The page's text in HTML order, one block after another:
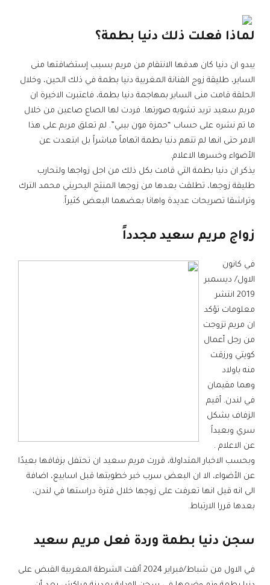
لماذا فعلت ذلك دنيا بطمة؟
يبدو ان دنيا كان هدفها الانتقام من مريم بسبب إستضافتها منى
الساير، طليقة زوج الفنانة المغربية دنيا بطمة في ذلك الحين، وخلال
الحلقة قامت منى الساير بمهاجمة دنيا بطمة، فاعتبرت الاخيرة ان
مريم سعيد تريد تشويه صورتها. ​​​​فردت لها الصاع صاعين من خلال
ما تم نشره على حساب “حمزة مون بيبي”. لم تعلق مريم على هذا
الامر حتى انها لم تتهم دنيا بطمة اتهاماً مباشراً بل ابتعدت عن
الأضواء وخسرها الاعلام.
يذكر ان دنيا بطمة التي قامت بكل ذلك من اجل زواجها ولتحارب
طليقة زوجها، تطلقت بعدها من زوجها المنتج البحريني محمد الترك
وتراشقا تصريحات عديدة واهانا بعضهما البعض كثيراً.
زواج مريم سعيد مجدداً
في كانون
الاول/ ديسمبر
2019 انتشر
معلومات تؤكد
ان مريم تزوجت
من رجل أعمال
كويتي ورزقت
منه باولاد
وهما مقيمان
في لندن. أقيم
الزفاف بشكل
سري وبعيداً
عن الاعلام .
وبحسب الاخبار المتداولة، قررت مريم سعيد ان تحتفل بزفافها بعيدًا
عن الأضواء، الا ان البعض سرب خبر خطوبتها قبل اسابيع، اضافة
الى انه قيل انها تعرفت على زوجها خلال فترة دراستها في لندن،
بعدها قررا الارتباط.
سجن دنيا بطمة وردة فعل مريم سعيد
في الاول من شباط/فبراير 2024 ألقت الشرطة المغربية القبض على